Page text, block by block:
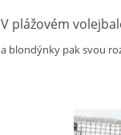
V plážovém
a blondýnky pak svou